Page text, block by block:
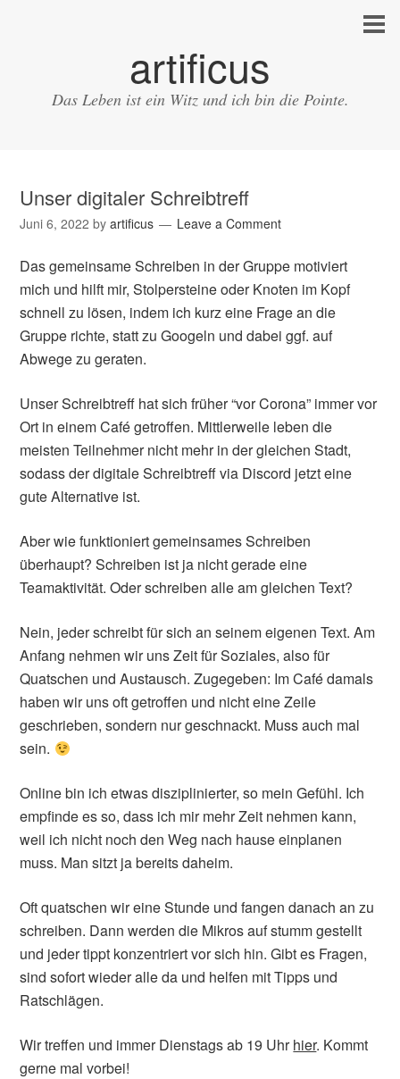
artificus
Das Leben ist ein Witz und ich bin die Pointe.
Unser digitaler Schreibtreff
Juni 6, 2022 byartificus Leave a Comment
Das gemeinsame Schreiben in der Gruppe motiviert
mich und hilft mir, Stolpersteine oder Knoten im Kopf
schnell zu lösen, indem ich kurz eine Frage an die
Gruppe richte, statt zu Googeln und dabei ggf. auf
Abwege zu geraten.
Unser Schreibtreff hat sich früher “vor Corona” immer vor
Ort in einem Café getroffen. Mittlerweile leben die
meisten Teilnehmer nicht mehr in der gleichen Stadt,
sodass der digitale Schreibtreff via Discord jetzt eine
gute Alternative ist.
Aber wie funktioniert gemeinsames Schreiben
überhaupt? Schreiben ist ja nicht gerade eine
Teamaktivität. Oder schreiben alle am gleichen Text?
Nein, jeder schreibt für sich an seinem eigenen Text. Am
Anfang nehmen wir uns Zeit für Soziales, also für
Quatschen und Austausch. Zugegeben: Im Café damals
haben wir uns oft getroffen und nicht eine Zeile
geschrieben, sondern nur geschnackt. Muss auch mal
sein.
Online bin ich etwas disziplinierter, so mein Gefühl. Ich
empfinde es so, dass ich mir mehr Zeit nehmen kann,
weil ich nicht noch den Weg nach hause einplanen
muss. Man sitzt ja bereits daheim.
Oft quatschen wir eine Stunde und fangen danach an zu
schreiben. Dann werden die Mikros auf stumm gestellt
und jeder tippt konzentriert vor sich hin. Gibt es Fragen,
sind sofort wieder alle da und helfen mit Tipps und
Ratschlägen.
Wir treffen und immer Dienstags ab 19 Uhrhier. Kommt
gerne mal vorbei!